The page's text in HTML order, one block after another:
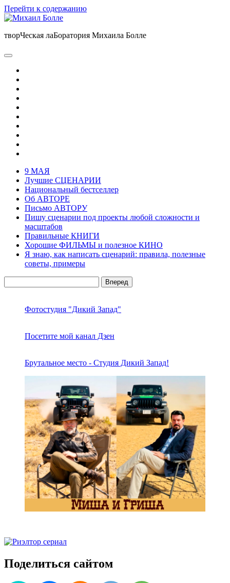
Перейти к содержанию
Михаил
писатель,
фотограф-
творЧеская лаБоратория Михаила Болле
открыть
меню
9 МАЯ
Лучшие СЦЕНАРИИ
Национальный бестселлер
Об АВТОРЕ
Письмо АВТОРУ
Пишу сценарии под проекты любой сложности и
масштабов
Правильные КНИГИ
Хорошие ФИЛЬМЫ и полезное КИНО
Я знаю, как написать сценарий: правила, полезные
советы, примеры
Фотостудия "Дикий Запад"
Посетите мой канал Дзен
Брутальное место - Студия Дикий Запад!
Поделиться сайтом